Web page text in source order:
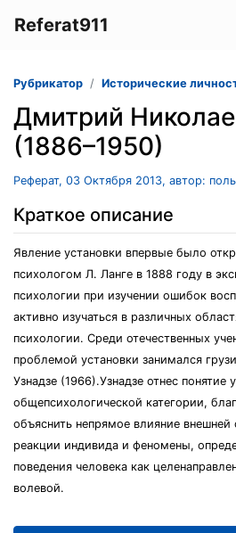
Referat911
Рубрикатор Исторические
Дмитрий
(1886–1950)
Реферат, 03 Октября 2013, автор:
Краткое описание
Явление установки впервые было
психологом Л. Ланге в 1888 году в
психологии при изучении ошибок
активно изучаться в различных
психологии. Среди отечественных
проблемой установки занимался
Узнадзе (1966).Узнадзе отнес понятие
общепсихологической категории,
объяснить непрямое влияние внешней
реакции индивида и феномены,
поведения человека как
волевой.